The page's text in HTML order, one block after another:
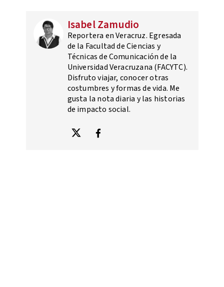
Isabel Zamudio
Reportera en Veracruz. Egresada
de la Facultad de Ciencias y
Técnicas de Comunicación de la
Universidad Veracruzana (FACYTC).
Disfruto viajar, conocer otras
costumbres y formas de vida. Me
gusta la nota diaria y las historias
de impacto social.